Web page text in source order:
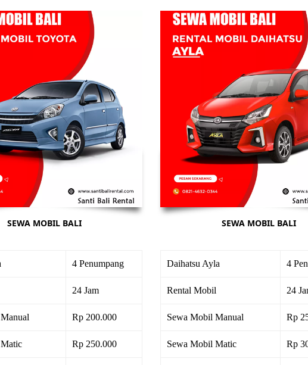
SEWA MOBIL BALI
4 Penumpang
24 Jam
Rp 200.000
Rp 250.000
SEWA MOBIL BALI
Daihatsu Ayla 4
Rental Mobil 24
Sewa Mobil Manual Rp
Sewa Mobil Matic Rp